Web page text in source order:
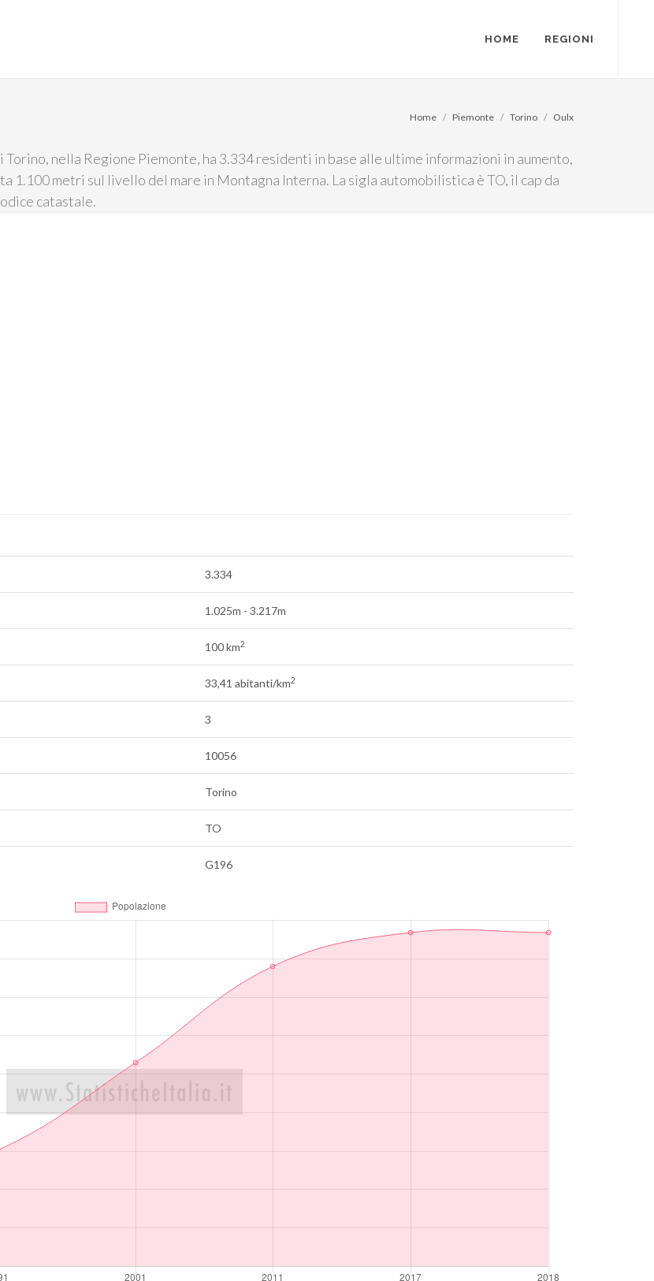
HOME REGIONI
nella Regione Piemonte, ha 3.334 residenti in base alle ultime informazioni in aumento,
1.100 metri sul livello del mare in Montagna Interna. La sigla automobilistica è TO, il cap da
catastale.
Home Piemonte Torino Oulx
3.334
1.025m - 3.217m
100 km2
33,41 abitanti/km2
3
10056
Torino
TO
G196